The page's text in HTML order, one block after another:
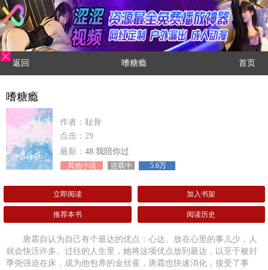
返回 嗜糖瘾 首页
嗜糖瘾
作者：耻骨
点击：29
最新： 48.我陪你过
其他小说 连载中 5.6万
立即阅读 加入书架
推荐本书 阅读历史
唐霜自认为自己有个最达的优点：心达。放在心里的事儿少，人
就会快活许多。过往的人生里，她将这项优点放到最达，以至于被封
季尧强迫在床，成为他包养的金丝雀，唐霜也快速消化，接受了事